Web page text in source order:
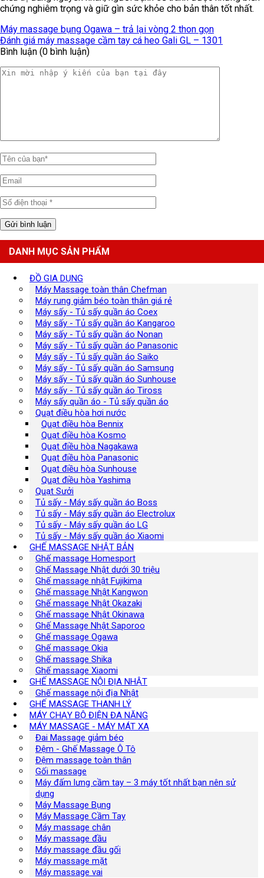
chứng nghiêm trọng và giữ gìn sức khỏe cho bản thân tốt nhất.
Máy massage bụng Ogawa – trả lại vòng 2 thon gọn
Đánh giá máy massage cầm tay cá heo Gali GL – 1301
Bình luận (0 bình luận)
DANH MỤC SẢN PHẨM
ĐỒ GIA DỤNG
Máy Massage toàn thân Chefman
Máy rung giảm béo toàn thân giá rẻ
Máy sấy - Tủ sấy quần áo Coex
Máy sấy - Tủ sấy quần áo Kangaroo
Máy sấy - Tủ sấy quần áo Nonan
Máy sấy - Tủ sấy quần áo Panasonic
Máy sấy - Tủ sấy quần áo Saiko
Máy sấy - Tủ sấy quần áo Samsung
Máy sấy - Tủ sấy quần áo Sunhouse
Máy sấy - Tủ sấy quần áo Tiross
Máy sấy quần áo - Tủ sấy quần áo
Quạt điều hòa hơi nước
Quạt điều hòa Bennix
Quạt điều hòa Kosmo
Quạt điều hòa Nagakawa
Quạt điều hòa Panasonic
Quạt điều hòa Sunhouse
Quạt điều hòa Yashima
Quạt Sưởi
Tủ sấy - Máy sấy quần áo Boss
Tủ sấy - Máy sấy quần áo Electrolux
Tủ sấy - Máy sấy quần áo LG
Tủ sấy - Máy sấy quần áo Xiaomi
GHẾ MASSAGE NHẬT BẢN
Ghế massage Homesport
Ghế Massage Nhật dưới 30 triệu
Ghế massage nhật Fujikima
Ghế massage Nhật Kangwon
Ghế massage Nhật Okazaki
Ghế massage Nhật Okinawa
Ghế Massage Nhật Saporoo
Ghế massage Ogawa
Ghế massage Okia
Ghế massage Shika
Ghế massage Xiaomi
GHẾ MASSAGE NỘI ĐỊA NHẬT
Ghế massage nội địa Nhật
GHẾ MASSAGE THANH LÝ
MÁY CHẠY BỘ ĐIỆN ĐA NĂNG
MÁY MASSAGE - MÁY MÁT XA
Đai Massage giảm béo
Đệm - Ghế Massage Ô Tô
Đệm massage toàn thân
Gối massage
Máy đấm lưng cầm tay – 3 máy tốt nhất bạn nên sử
dụng
Máy Massage Bụng
Máy Massage Cầm Tay
Máy massage chân
Máy massage đầu
Máy massage đầu gối
Máy massage mặt
Máy massage vai